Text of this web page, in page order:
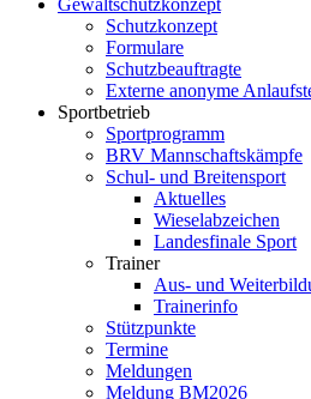
Gewaltschutzkonzept
Schutzkonzept
Formulare
Schutzbeauftragte
Externe anonyme
Sportbetrieb
Sportprogramm
BRV Mannschaftskämpfe
Schul- und Breitensport
Aktuelles
Wieselabzeichen
Landesfinale Sport
Trainer
Aus- und
Trainerinfo
Stützpunkte
Termine
Meldungen
Meldung BM2026